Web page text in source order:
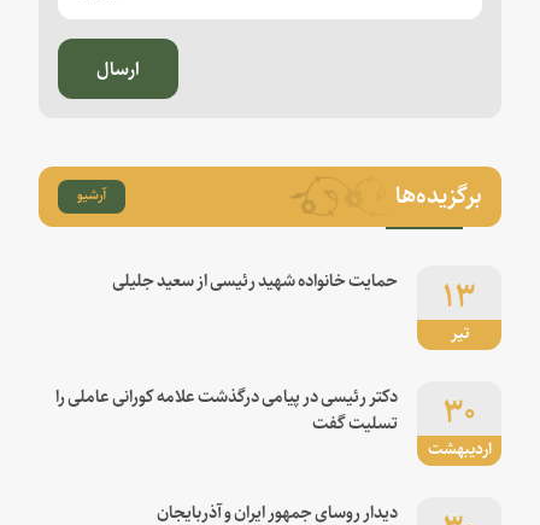
ارسال
برگزیده‌ها آرشیو
تیر
۱۳ حمایت خانواده شهید رئیسی از سعید جلیلی
اردیبهشت
۳۰
دکتر رئیسی در پیامی درگذشت علامه کورانی عاملی را
تسلیت گفت
دیدار روسای جمهور ایران و آذربایجان